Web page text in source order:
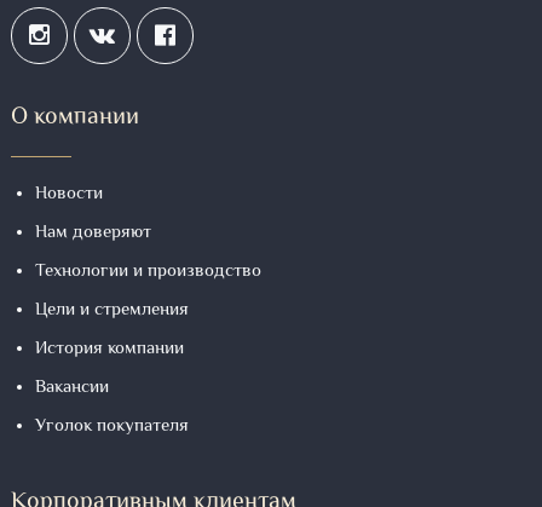
О компании
Новости
Нам доверяют
Технологии и производство
Цели и стремления
История компании
Вакансии
Уголок покупателя